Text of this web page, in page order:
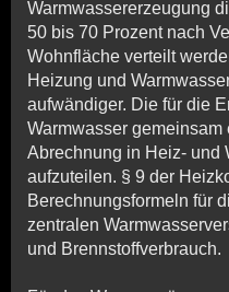
Warmwassererzeugung
50 bis 70 Prozent nach
Wohnfläche verteilt
Heizung und
aufwändiger. Die für die
Warm­wasser
Abrechnung in Heiz- und
aufzuteilen. § 9 der
Berechnungsformeln für
zentralen
und Brennstoffverbrauch.